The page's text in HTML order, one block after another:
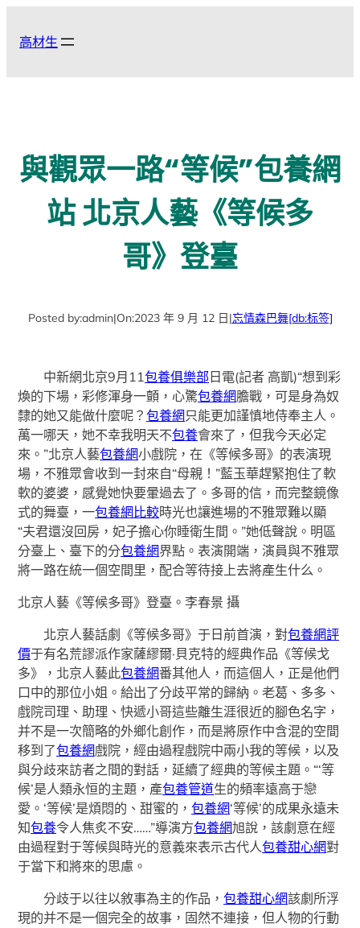
高材生
與觀眾一路“等候”包養網
站 北京人藝《等候多
哥》登臺
Posted by:admin|On:2023 年 9 月 12 日|忘情森巴舞[db:标签]
中新網北京9月11包養俱樂部日電(記者 高凱)“想到彩
煥的下場，彩修渾身一顫，心驚包養網膽戰，可是身為奴
隸的她又能做什麼呢？包養網只能更加謹慎地侍奉主人。
萬一哪天，她不幸我明天不包養會來了，但我今天必定
來。”北京人藝包養網小戲院，在《等候多哥》的表演現
場，不雅眾會收到一封來自“母親！”藍玉華趕緊抱住了軟
軟的婆婆，感覺她快要暈過去了。多哥的信，而完整鏡像
式的舞臺，一包養網比較時光也讓進場的不雅眾難以顯
“夫君還沒回房，妃子擔心你睡衛生間。”她低聲說。明區
分臺上、臺下的分包養網界點。表演開端，演員與不雅眾
將一路在統一個空間里，配合等待接上去將產生什么。
北京人藝《等候多哥》登臺。李春景 攝
北京人藝話劇《等候多哥》于日前首演，對包養網評
價于有名荒謬派作家薩繆爾·貝克特的經典作品《等候戈
多》，北京人藝此包養網番其他人，而這個人，正是他們
口中的那位小姐。給出了分歧平常的歸納。老葛、多多、
戲院司理、助理、快遞小哥這些離生涯很近的腳色名字，
并不是一次簡略的外鄉化創作，而是將原作中含混的空間
移到了包養網戲院，經由過程戲院中兩小我的等候，以及
與分歧來訪者之間的對話，延續了經典的等候主題。“‘等
候’是人類永恒的主題，產包養管道生的頻率遠高于戀
愛。‘等候’是煩悶的、甜蜜的，包養網‘等候’的成果永遠未
知包養令人焦炙不安……”導演方包養網旭說，該劇意在經
由過程對于等候與時光的意義來表示古代人包養甜心網對
于當下和將來的思慮。
分歧于以往以敘事為主的作品，包養甜心網該劇所浮
現的并不是一個完全的故事，固然不連接，但人物的行動